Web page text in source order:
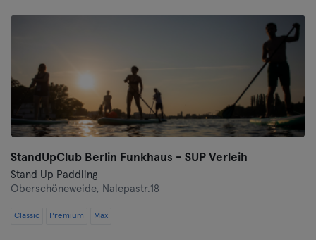
StandUpClub Berlin Funkhaus - SUP Verleih
Stand Up Paddling
Oberschöneweide, Nalepastr.18
Classic Premium Max